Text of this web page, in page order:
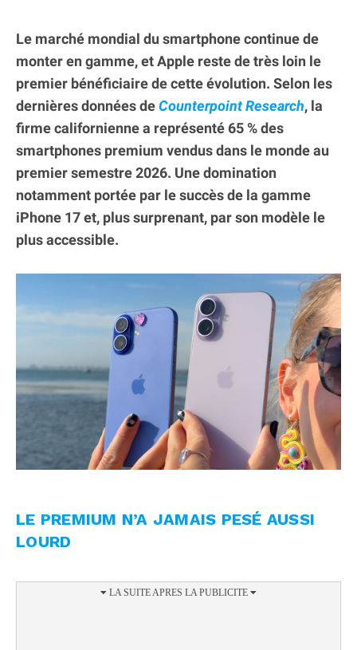
Le marché mondial du smartphone continue de
monter en gamme, et Apple reste de très loin le
premier bénéficiaire de cette évolution. Selon les
dernières données deCounterpoint Research, la
firme californienne a représenté 65 % des
smartphones premium vendus dans le monde au
premier semestre 2026. Une domination
notamment portée par le succès de la gamme
iPhone 17 et, plus surprenant, par son modèle le
plus accessible.
LE PREMIUM N’A JAMAIS PESÉ AUSSI
LOURD